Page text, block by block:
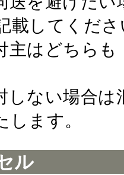
載してくださ
主はどちら
しない場合
ます。
ル